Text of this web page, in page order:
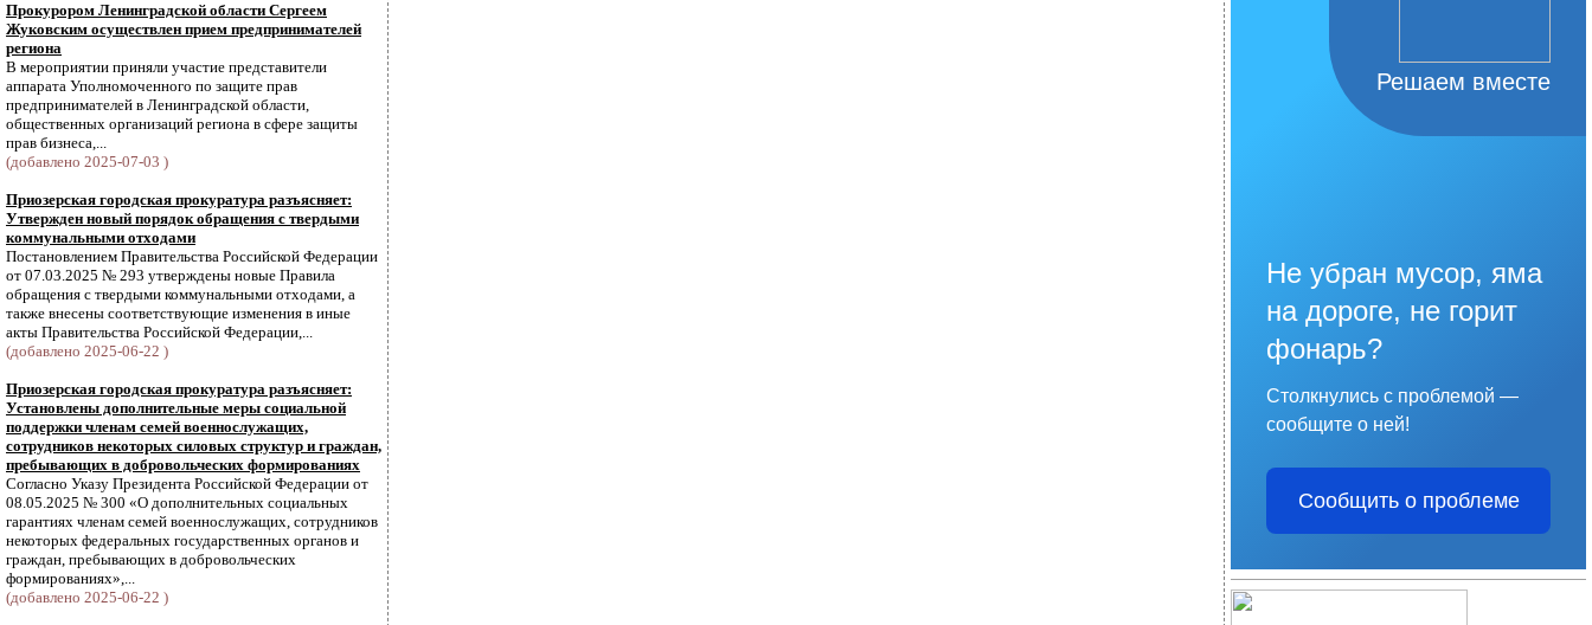
Прокурором Ленинградской области Сергеем
Жуковским осуществлен прием предпринимателей
региона
В мероприятии приняли участие представители
аппарата Уполномоченного по защите прав
предпринимателей в Ленинградской области,
общественных организаций региона в сфере защиты
прав бизнеса,...
(добавлено 2025-07-03 )
Приозерская городская прокуратура разъясняет:
Утвержден новый порядок обращения с твердыми
коммунальными отходами
Постановлением Правительства Российской Федерации
от 07.03.2025 № 293 утверждены новые Правила
обращения с твердыми коммунальными отходами, а
также внесены соответствующие изменения в иные
акты Правительства Российской Федерации,...
(добавлено 2025-06-22 )
Приозерская городская прокуратура разъясняет:
Установлены дополнительные меры социальной
поддержки членам семей военнослужащих,
сотрудников некоторых силовых структур и граждан,
пребывающих в добровольческих формированиях
Согласно Указу Президента Российской Федерации от
08.05.2025 № 300 «О дополнительных социальных
гарантиях членам семей военнослужащих, сотрудников
некоторых федеральных государственных органов и
граждан, пребывающих в добровольческих
формированиях»,...
(добавлено 2025-06-22 )
Решаем вместе
Не убран мусор, яма
на дороге, не горит
фонарь?
Столкнулись с проблемой —
сообщите о ней!
Сообщить о проблеме